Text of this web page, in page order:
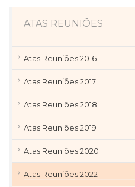
ATAS REUNIÕES
Atas Reuniões 2016
Atas Reuniões 2017
Atas Reuniões 2018
Atas Reuniões 2019
Atas Reuniões 2020
Atas Reuniões 2022